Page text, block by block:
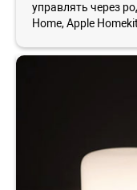
управлять через
Home, Apple